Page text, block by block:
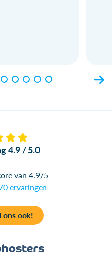
4.9 / 5.0
van 4.9/5
ervaringen
ons ook!